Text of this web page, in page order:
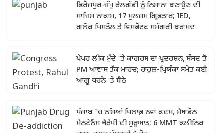
ਫਿਰੋਜ਼ਪੁਰ-ਜੰਮੂ ਰੇਲਗੱਡੀ ਨੂੰ ਨਿਸ਼ਾਨਾ ਬਣਾਉਣ ਦੀ
ਸਾਜ਼ਿਸ਼ ਨਾਕਾਮ, 17 ਮੁਲਜ਼ਮ ਗ੍ਰਿਫ਼ਤਾਰ; IED,
ਗਲੌਕ ਪਿਸਤੌਲ ਤੇ ਵਿਸਫੋਟਕ ਸਮੱਗਰੀ ਬਰਾਮਦ
ਪੇਪਰ ਲੀਕ ਮੁੱਦੇ 'ਤੇ ਕਾਂਗਰਸ ਦਾ ਪ੍ਰਦਰਸ਼ਨ, ਸੰਸਦ ਤੋਂ
PM ਆਵਾਸ ਤੱਕ ਮਾਰਚ; ਰਾਹੁਲ-ਪ੍ਰਿਯੰਕਾ ਸਮੇਤ ਕਈ
ਆਗੂ ਧਰਨੇ 'ਤੇ ਬੈਠੇ
ਪੰਜਾਬ 'ਚ ਨਸ਼ਿਆਂ ਖ਼ਿਲਾਫ਼ ਨਵਾਂ ਕਦਮ, ਮੈਥਾਡੋਨ
ਮੇਨਟੇਨੈਂਸ ਥੈਰੇਪੀ ਦੀ ਸ਼ੁਰੂਆਤ; 6 MMT ਕਲੀਨਿਕ